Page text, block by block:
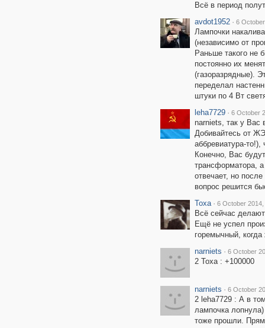
Всё в период
avdot1952 · 6
Лампочки
(независимо от
Раньше такого не
постоянно их
(газоразрядные).
переделал
штуки по 4 Вт
leha7729 · 6 October
narniets, так у Вас
Добивайтесь от
аббревиатура-
Конечно, Вас
трансформатора,
отвечает, но
вопрос решится
Toxa · 6 October 2014,
Всё сейчас
Ещё не успел
горемычный,
narniets · 6 October
2 Toxa : +100000
narniets · 6 October
2 leha7729 : А в
лампочка
тоже прошли.